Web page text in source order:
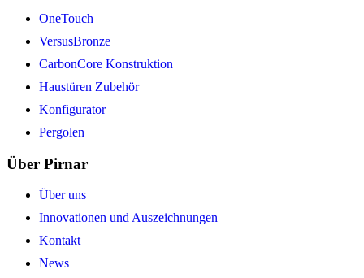
OneTouch
VersusBronze
CarbonCore Konstruktion
Haustüren Zubehör
Konfigurator
Pergolen
Über Pirnar
Über uns
Innovationen und Auszeichnungen
Kontakt
News